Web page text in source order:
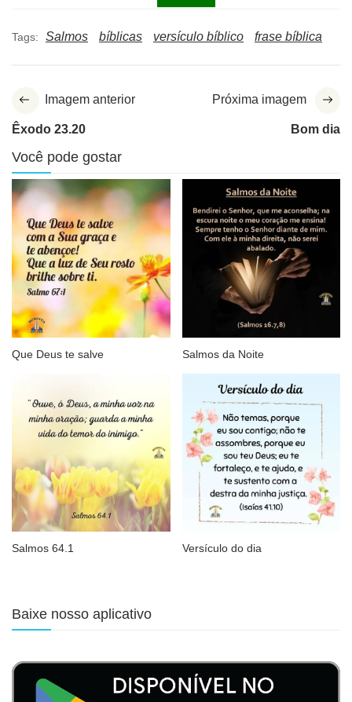
Tags: Salmos bíblicas versículo bíblico frase bíblica
Imagem anterior
Êxodo 23.20
Próxima imagem
Bom dia
Você pode gostar
Que Deus te salve Salmos da Noite
Salmos 64.1 Versículo do dia
Baixe nosso aplicativo